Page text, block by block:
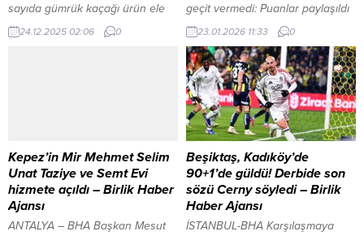
sayıda gümrük kaçağı ürün ele
geçirilirken, 26 kişi hakkında adli
işlem başlatıldı. ​4 Noktada Eş
bastı. Kars Merkez ile birlikte
Digor, Kağızman ve Sarıkamış
ilçelerinde belirlenen...
24.12.2025 02:06 0
geçit vermedi: Puanlar paylaşıldı
İçeriği Görüntüle YAZI ARASI
REKLAM ALANI İSTANBUL-BHA
İtalya’nın Napoli kentinden
Atatürk Havalimanı Genel
Havacılık Terminali’ne özel uçakla
gelen 26 yaşındaki kanat
oyuncusunu, sarı-kırmızılı kulüp
yetkilileri ve bir grup Galatasaray
taraftarı karşıladı. “Burada
olduğum için mutluyum”
Havalimanında basın
mensuplarının sorularını
yanıtlayan Noa Lang,
23.01.2026 11:33 0
Kepez’in Mir Mehmet Selim
Unat Taziye ve Semt Evi
hizmete açıldı – Birlik Haber
Ajansı
ANTALYA – BHA Başkan Mesut
Beşiktaş, Kadıköy’de
90+1’de güldü! Derbide son
sözü Cerny söyledi – Birlik
Haber Ajansı
İSTANBUL-BHA Karşılaşmaya